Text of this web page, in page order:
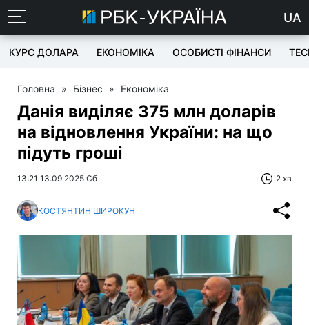
UA
КУРС ДОЛАРА ЕКОНОМІКА ОСОБИСТІ ФІНАНСИ
Головна » Бізнес » Економіка
Данія виділяє 375 млн доларів
на відновлення України: на що
підуть гроші
13:21 13.09.2025 Сб 2 хв
КОСТЯНТИН ШИРОКУН